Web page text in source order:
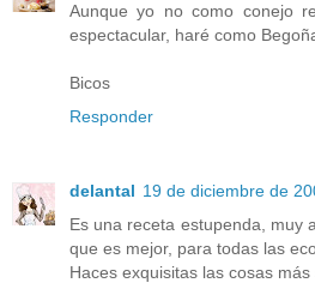
Aunque yo no como conejo
espectacular, haré como
Bicos
Responder
delantal 19 de diciembre de
Es una receta estupenda, muy
que es mejor, para todas las
Haces exquisitas las cosas más